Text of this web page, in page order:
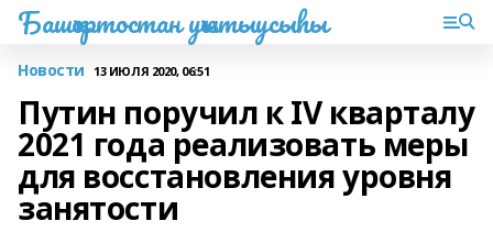
Башҡортостан уҡытыусыһы
Новости 13 ИЮЛЯ 2020, 06:51
Путин поручил к IV кварталу
2021 года реализовать меры
для восстановления уровня
занятости